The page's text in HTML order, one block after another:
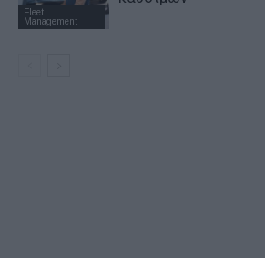
Fleet
Management